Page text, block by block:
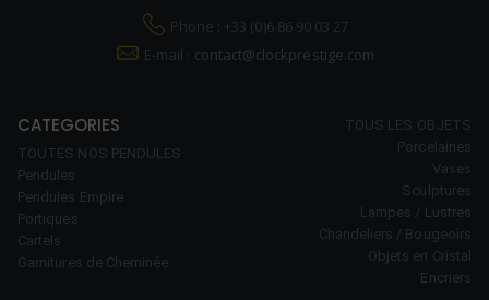
Phone : +33 (0)6 86 90 03 27
E-mail : contact@clockprestige.com
CATEGORIES
TOUTES NOS PENDULES
Pendules
Pendules Empire
Portiques
Cartels
Garnitures de Cheminée
TOUS LES OBJETS
Porcelaines
Vases
Sculptures
Lampes / Lustres
Chandeliers / Bougeoirs
Objets en Cristal
Encriers